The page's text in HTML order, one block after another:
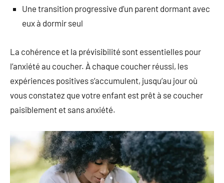
Une transition progressive d’un parent dormant avec
eux à dormir seul
La cohérence et la prévisibilité sont essentielles pour
l’anxiété au coucher. À chaque coucher réussi, les
expériences positives s’accumulent, jusqu’au jour où
vous constatez que votre enfant est prêt à se coucher
paisiblement et sans anxiété.